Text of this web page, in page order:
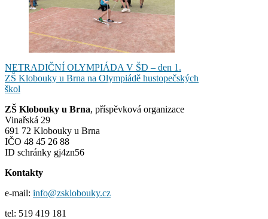
Navigace
pro
příspěvek
NETRADIČNÍ OLYMPIÁDA V ŠD – den 1.
ZŠ Klobouky u Brna na Olympiádě hustopečských
škol
ZŠ Klobouky u Brna, příspěvková organizace
Vinařská 29
691 72 Klobouky u Brna
IČO 48 45 26 88
ID schránky gj4zn56
Kontakty
e-mail: info@zsklobouky.cz
tel: 519 419 181